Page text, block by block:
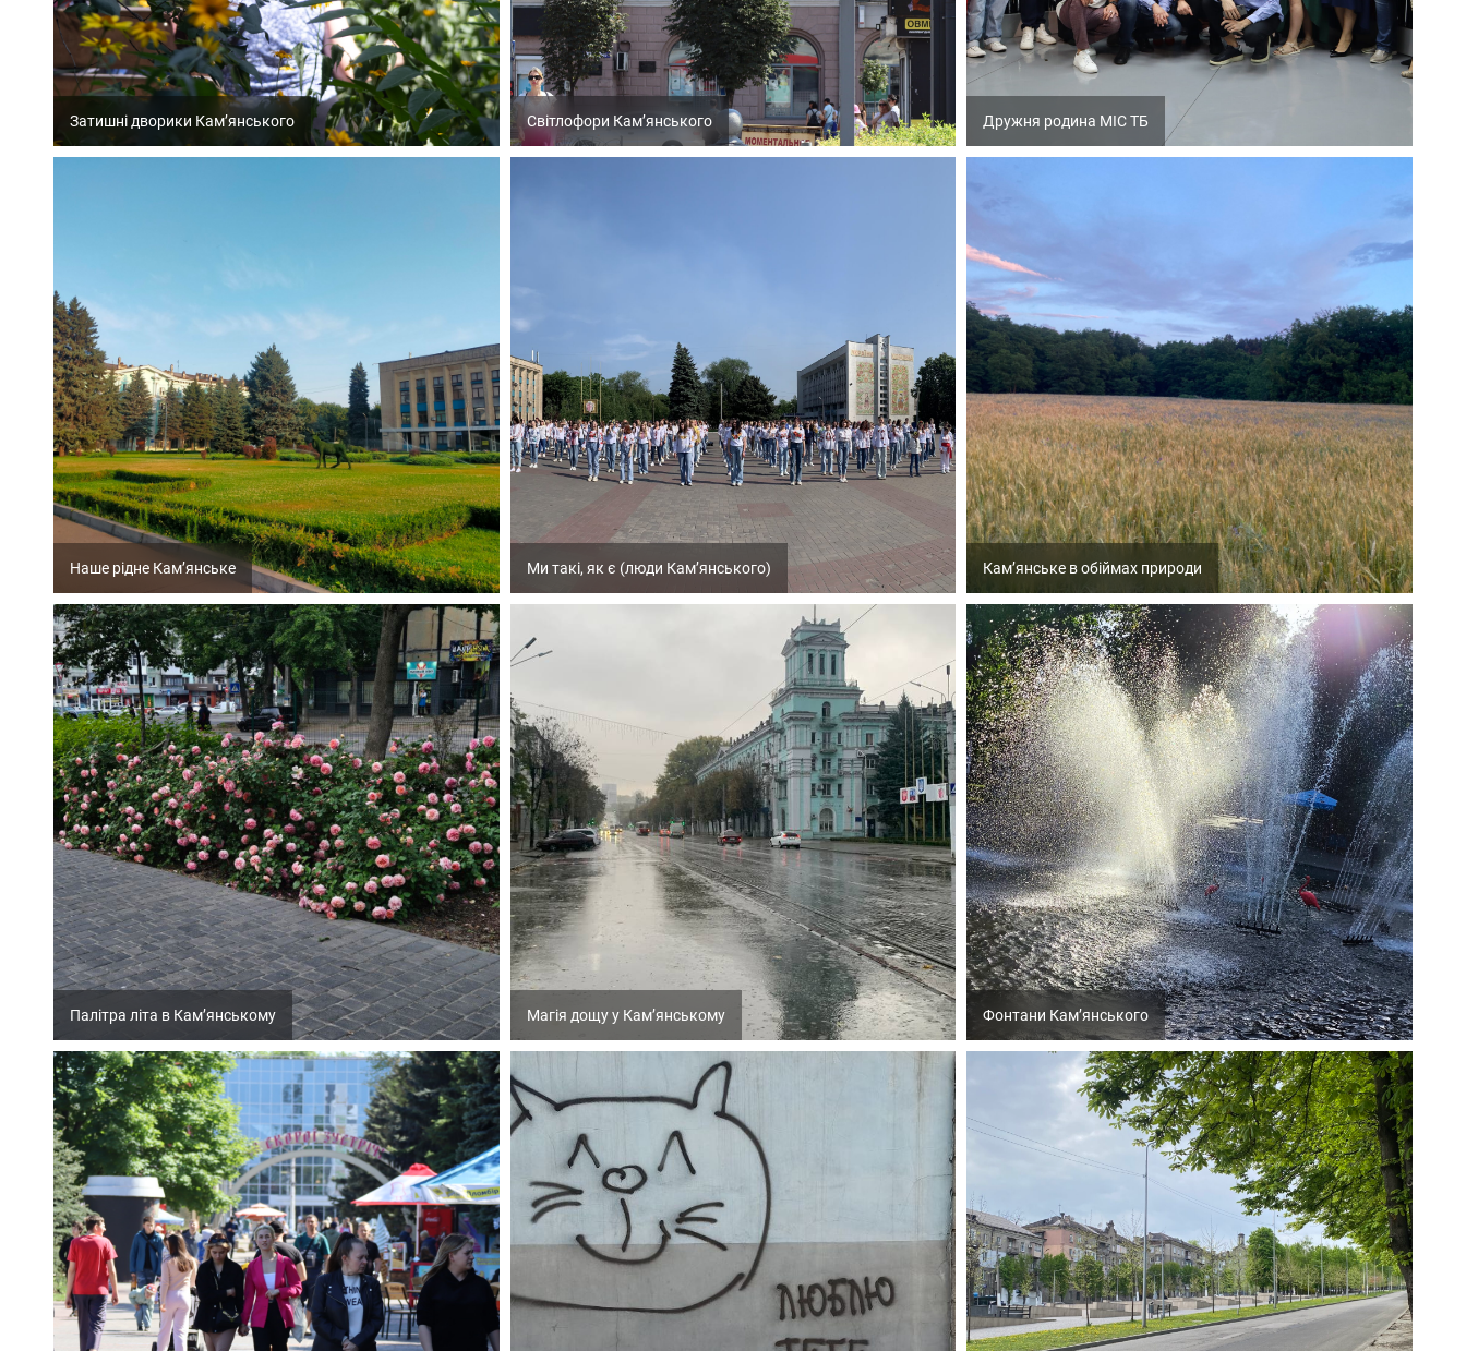
Затишні дворики Кам’янського Світлофори Кам’янського Дружня родина МІС ТБ
Наше рідне Кам’янське Ми такі, як є (люди Кам’янського) Кам’янське в обіймах природи
Палітра літа в Кам’янському Магія дощу у Кам’янському Фонтани Кам’янського